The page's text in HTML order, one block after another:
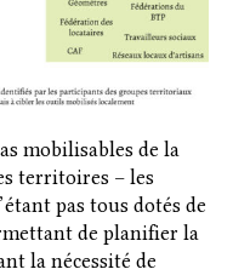
mobilisables de la
territoires – les
pas tous dotés de
de planifier la
la nécessité de